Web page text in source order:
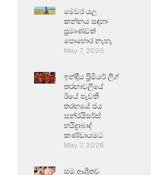
මෙවර යල
කන්නය සඳහා
ප්‍රමාණවත්
පොහොර නැහැ
May 7, 2026
ඉන්දීය ප්‍රිමියර් ලීග්
තරඟාවලියේ
ඊයේ පැවති
තරඟයේ ජය
සන්රයිසර්ස්
හයිද්‍රාබාද්
කණ්ඩායමට
May 7, 2026
සම ආශ්‍රිතව